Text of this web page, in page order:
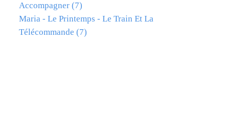
Accompagner (7)
Maria - Le Printemps - Le Train Et La
Télécommande (7)